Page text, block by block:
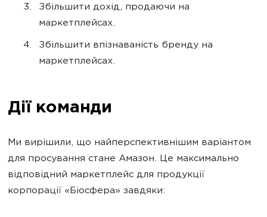
Збільшити дохід, продаючи на
маркетплейсах.
Збільшити впізнаваність бренду на
маркетплейсах.
Дії команди
Ми вирішили, що найперспективнішим варіантом
для просування стане Амазон. Це максимально
відповідний маркетплейс для продукції
корпорації «Біосфера» завдяки: